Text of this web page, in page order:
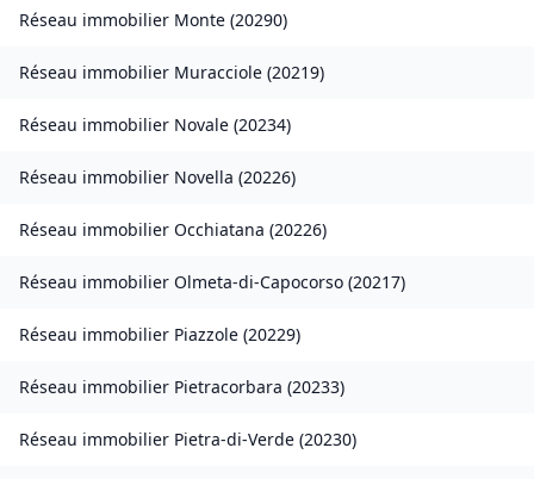
Réseau immobilier Monte (20290)
Réseau immobilier Muracciole (20219)
Réseau immobilier Novale (20234)
Réseau immobilier Novella (20226)
Réseau immobilier Occhiatana (20226)
Réseau immobilier Olmeta-di-Capocorso (20217)
Réseau immobilier Piazzole (20229)
Réseau immobilier Pietracorbara (20233)
Réseau immobilier Pietra-di-Verde (20230)